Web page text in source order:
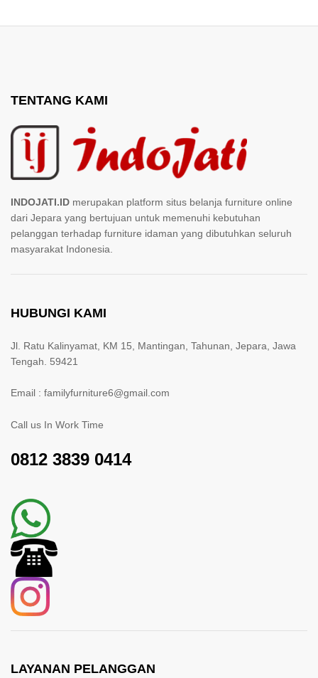
TENTANG KAMI
INDOJATI.ID merupakan platform situs belanja furniture online
dari Jepara yang bertujuan untuk memenuhi kebutuhan
pelanggan terhadap furniture idaman yang dibutuhkan seluruh
masyarakat Indonesia.
HUBUNGI KAMI
Jl. Ratu Kalinyamat, KM 15, Mantingan, Tahunan, Jepara, Jawa
Tengah. 59421
Email : familyfurniture6@gmail.com
Call us In Work Time
0812 3839 0414
LAYANAN PELANGGAN